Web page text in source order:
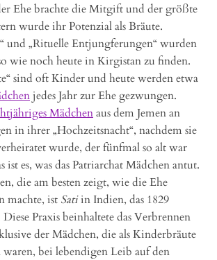
Ehe brachte die Mitgift und der größte
wurde ihr Potenzial als Bräute.
und „Rituelle Entjungferungen“ wurden
wie noch heute in Kirgistan zu finden.
sind oft Kinder und heute werden etwa
jedes Jahr zur Ehe gezwungen.
Mädchenaus dem Jemen an
in ihrer „Hochzeitsnacht“, nachdem sie
wurde, der fünfmal so alt war
ist es, was das Patriarchat Mädchen antut.
die am besten zeigt, wie die Ehe
machte, ist Satiin Indien, das 1829
Praxis beinhaltete das Verbrennen
der Mädchen, die als Kinderbräute
bei lebendigen Leib auf den